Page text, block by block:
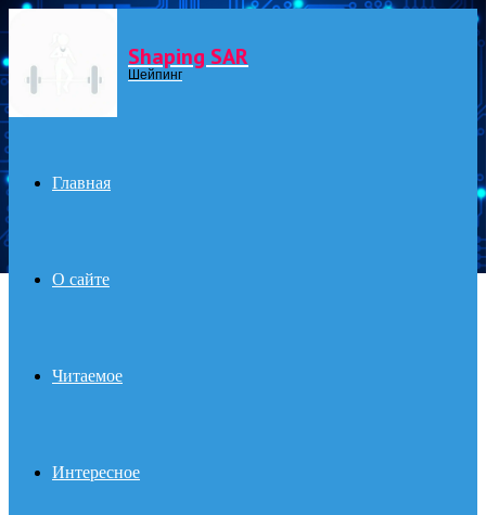
Menu Shaping SAR
Шейпинг
Главная
О сайте
Читаемое
Интересное